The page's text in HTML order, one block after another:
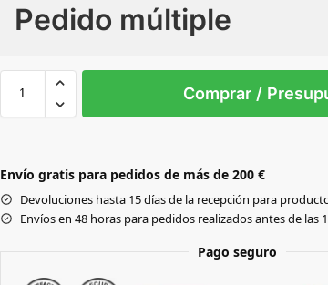
Pedido múltiple
38
Black
Comprar /
Envío gratis para pedidos de más de 200 €
Devoluciones hasta 15 días de la recepción para
Envíos en 48 horas para pedidos realizados antes de las
Pago seguro